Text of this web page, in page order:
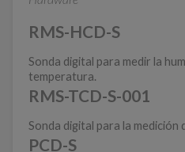
RMS-HCD-S
Sonda digital para medir la
temperatura. ​​​
RMS-TCD-S-001
Sonda digital para la medición
PCD-S